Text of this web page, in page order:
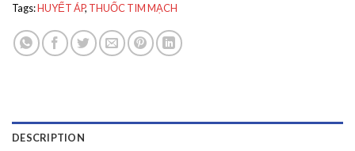
Tags:HUYẾT ÁP, THUỐC TIM MẠCH
DESCRIPTION